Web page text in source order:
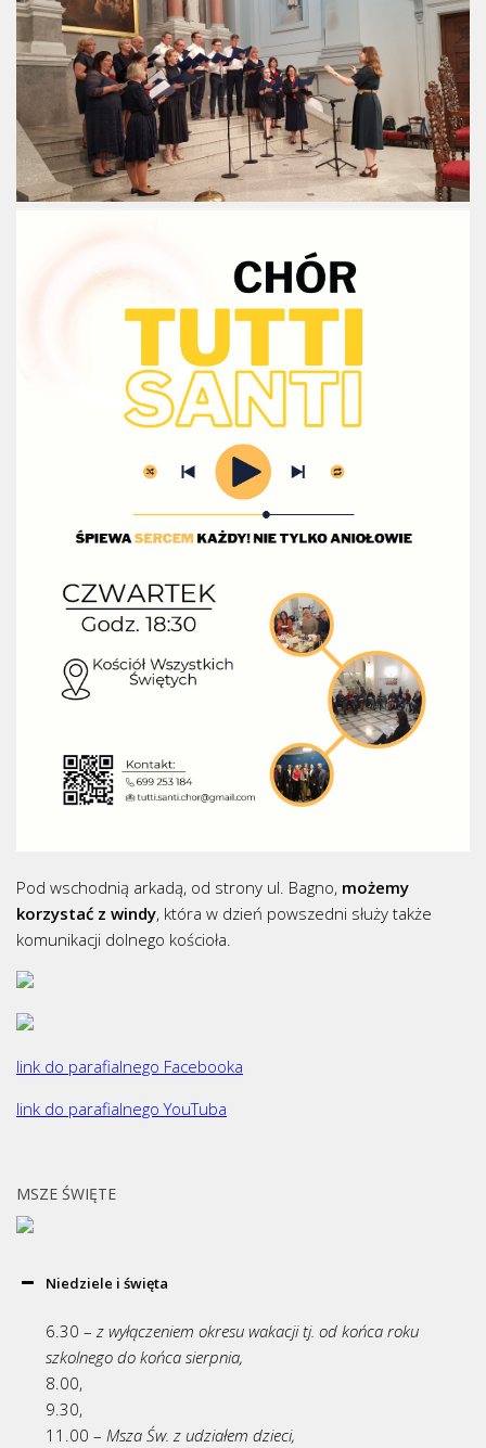
Pod wschodnią arkadą, od strony ul. Bagno, możemy
korzystać z windy, która w dzień powszedni służy także
komunikacji dolnego kościoła.
link do parafialnego Facebooka
link do parafialnego YouTuba
MSZE ŚWIĘTE
Niedziele i święta
6.30 – z wyłączeniem okresu wakacji tj. od końca roku
szkolnego do końca sierpnia,
8.00,
9.30,
11.00 – Msza Św. z udziałem dzieci,